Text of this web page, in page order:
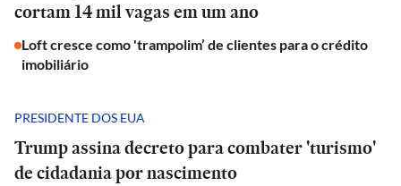
cortam 14 mil vagas em um ano
Loft cresce como 'trampolim’ de clientes para o crédito
imobiliário
PRESIDENTE DOS EUA
Trump assina decreto para combater 'turismo'
de cidadania por nascimento